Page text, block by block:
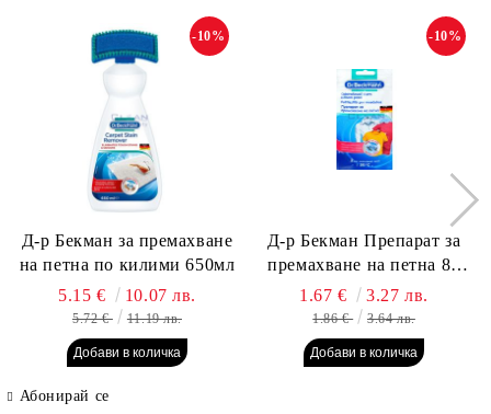
Д-р Бекман за премахване
на петна по килими 650мл
-10%
5.15 € 10.07 лв.
5.72 € 11.19 лв.
Д-р Бекман Препарат за
премахване на петна 80
гр. Пауч
-10%
1.67 € 3.27 лв.
1.86 € 3.64 лв.
Абонирай се